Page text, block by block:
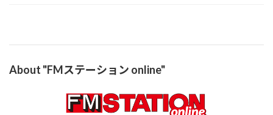
About "FMステーション online"